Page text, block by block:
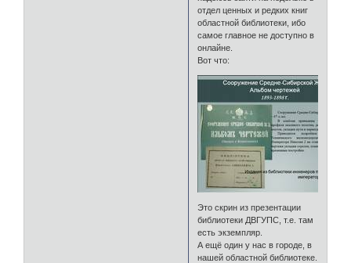
отдел ценных и редких книг
областной библиотеки, ибо
самое главное не доступно в
онлайне.
Вот что:
Это скрин из презентации
библиотеки ДВГУПС, т.е. там
есть экземпляр.
А ещё один у нас в городе, в
нашей областной библиотеке.